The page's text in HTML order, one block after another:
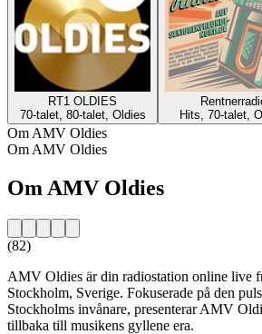
RT1 OLDIES
70-talet, 80-talet, Oldies
Hits, 70-talet,
Om AMV Oldies
Om AMV Oldies
Om AMV Oldies
(82)
AMV Oldies är din radiostation online live
Stockholm, Sverige. Fokuserade på den
Stockholms invånare, presenterar AMV
tillbaka till musikens gyllene era.